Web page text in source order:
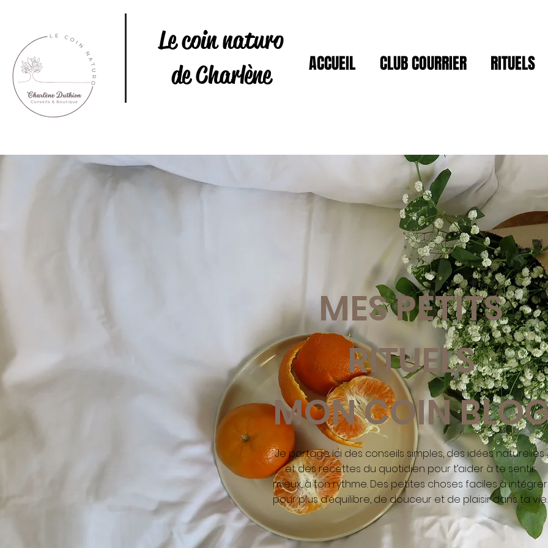
Le coin naturo
de Charlène
ACCUEIL CLUB COURRIER RITUELS
MES PETITS
RITUELS
MON COIN
Je partage ici des conseils simples, des idées naturelles
et des recettes du quotidien pour t’aider à te sentir
mieux, à ton rythme. Des petites choses faciles à intégrer
pour plus d’équilibre, de douceur et de plaisir dans ta vie.